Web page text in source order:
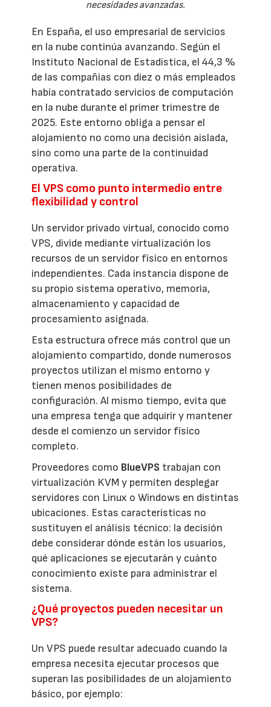
necesidades avanzadas.
En España, el uso empresarial de servicios
en la nube continúa avanzando. Según el
Instituto Nacional de Estadística, el 44,3 %
de las compañías con diez o más empleados
había contratado servicios de computación
en la nube durante el primer trimestre de
2025. Este entorno obliga a pensar el
alojamiento no como una decisión aislada,
sino como una parte de la continuidad
operativa.
El VPS como punto intermedio entre
flexibilidad y control
Un servidor privado virtual, conocido como
VPS, divide mediante virtualización los
recursos de un servidor físico en entornos
independientes. Cada instancia dispone de
su propio sistema operativo, memoria,
almacenamiento y capacidad de
procesamiento asignada.
Esta estructura ofrece más control que un
alojamiento compartido, donde numerosos
proyectos utilizan el mismo entorno y
tienen menos posibilidades de
configuración. Al mismo tiempo, evita que
una empresa tenga que adquirir y mantener
desde el comienzo un servidor físico
completo.
Proveedores como BlueVPS trabajan con
virtualización KVM y permiten desplegar
servidores con Linux o Windows en distintas
ubicaciones. Estas características no
sustituyen el análisis técnico: la decisión
debe considerar dónde están los usuarios,
qué aplicaciones se ejecutarán y cuánto
conocimiento existe para administrar el
sistema.
¿Qué proyectos pueden necesitar un
VPS?
Un VPS puede resultar adecuado cuando la
empresa necesita ejecutar procesos que
superan las posibilidades de un alojamiento
básico, por ejemplo: